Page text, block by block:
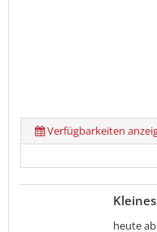
Verfügbarkeiten
heute ab